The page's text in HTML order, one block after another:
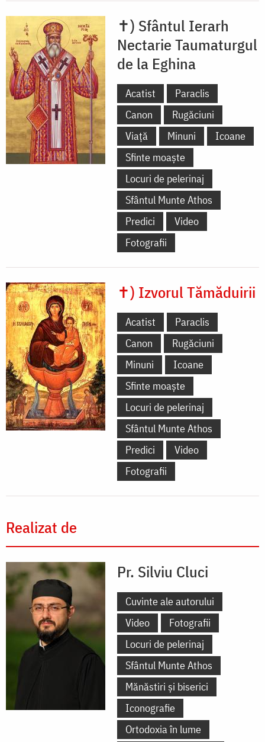
✝) Sfântul Ierarh
Nectarie Taumaturgul
de la Eghina
Acatist
Paraclis
Canon
Rugăciuni
Viață
Minuni
Icoane
Sfinte moaște
Locuri de pelerinaj
Sfântul Munte Athos
Predici
Video
Fotografii
✝) Izvorul Tămăduirii
Acatist
Paraclis
Canon
Rugăciuni
Minuni
Icoane
Sfinte moaște
Locuri de pelerinaj
Sfântul Munte Athos
Predici
Video
Fotografii
Realizat de
Pr. Silviu Cluci
Cuvinte ale autorului
Video
Fotografii
Locuri de pelerinaj
Sfântul Munte Athos
Mănăstiri și biserici
Iconografie
Ortodoxia în lume